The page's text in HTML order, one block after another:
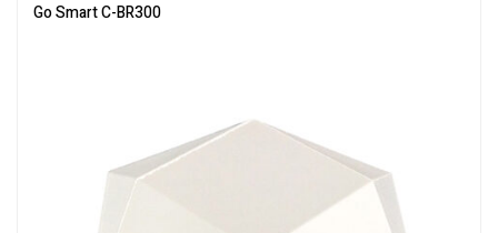
Go Smart C-BR300